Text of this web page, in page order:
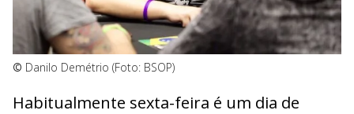
© Danilo Demétrio (Foto: BSOP)
Habitualmente sexta-feira é um dia de